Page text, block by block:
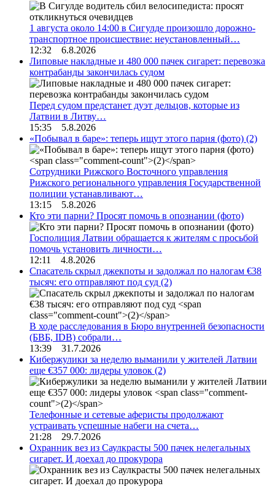
1 августа около 14:00 в Сигулде произошло дорожно-
транспортное происшествие: неустановленный…
12:32 6.8.2026
Липовые накладные и 480 000 пачек сигарет: перевозка
контрабанды закончилась судом
Перед судом предстанет дуэт дельцов, которые из
Латвии в Литву…
15:35 5.8.2026
«Побывал в баре»: теперь ищут этого парня (фото) (2)
Сотрудники Рижского Восточного управления
Рижского регионального управления Государственной
полиции устанавливают…
13:15 5.8.2026
Кто эти парни? Просят помочь в опознании (фото)
Госполиция Латвии обращается к жителям с просьбой
помочь установить личности…
12:11 4.8.2026
Спасатель скрыл джекпоты и задолжал по налогам €38
тысяч: его отправляют под суд (2)
В ходе расследования в Бюро внутренней безопасности
(БВБ, IDB) собрали…
13:39 31.7.2026
Кибержулики за неделю выманили у жителей Латвии
еще €357 000: лидеры уловок (2)
Телефонные и сетевые аферисты продолжают
устраивать успешные набеги на счета…
21:28 29.7.2026
Охранник вез из Саулкрасты 500 пачек нелегальных
сигарет. И доехал до прокурора